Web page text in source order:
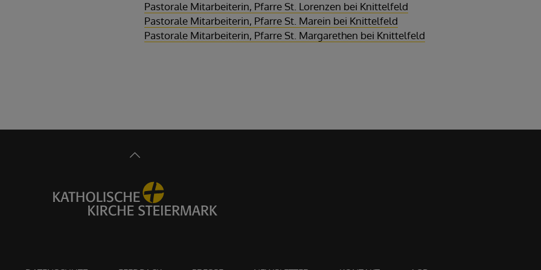
Pastorale Mitarbeiterin, Pfarre St. Lorenzen bei Knittelfeld
Pastorale Mitarbeiterin, Pfarre St. Marein bei Knittelfeld
Pastorale Mitarbeiterin, Pfarre St. Margarethen bei Knittelfeld